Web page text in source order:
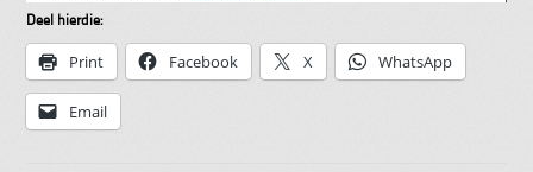
Deel hierdie:
Print Facebook X WhatsApp
Email